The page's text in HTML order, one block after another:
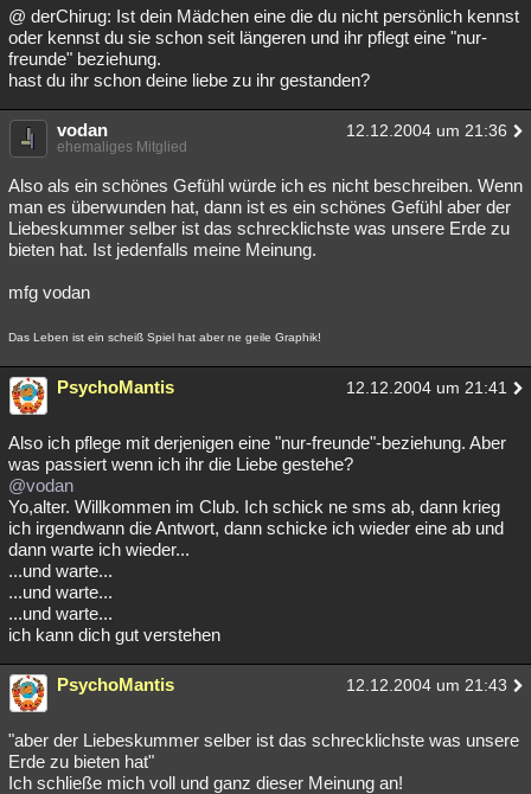
@ derChirug: Ist dein Mädchen eine die du nicht persönlich kennst
oder kennst du sie schon seit längeren und ihr pflegt eine "nur-
freunde" beziehung.
hast du ihr schon deine liebe zu ihr gestanden?
vodan 12.12.2004 um 21:36
ehemaliges Mitglied
Also als ein schönes Gefühl würde ich es nicht beschreiben. Wenn
man es überwunden hat, dann ist es ein schönes Gefühl aber der
Liebeskummer selber ist das schrecklichste was unsere Erde zu
bieten hat. Ist jedenfalls meine Meinung.
mfg vodan
Das Leben ist ein scheiß Spiel hat aber ne geile Graphik!
PsychoMantis 12.12.2004 um 21:41
Also ich pflege mit derjenigen eine "nur-freunde"-beziehung. Aber
was passiert wenn ich ihr die Liebe gestehe?
@vodan
Yo,alter. Willkommen im Club. Ich schick ne sms ab, dann krieg
ich irgendwann die Antwort, dann schicke ich wieder eine ab und
dann warte ich wieder...
...und warte...
...und warte...
...und warte...
ich kann dich gut verstehen
PsychoMantis 12.12.2004 um 21:43
"aber der Liebeskummer selber ist das schrecklichste was unsere
Erde zu bieten hat"
Ich schließe mich voll und ganz dieser Meinung an!